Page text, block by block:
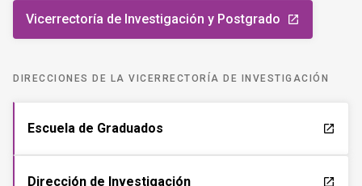
Vicerrectoría de Investigación y Postgrado launch
DIRECCIONES DE LA VICERRECTORÍA DE INVESTIGACIÓN
Escuela de Graduados launch
Dirección de Investigación launch